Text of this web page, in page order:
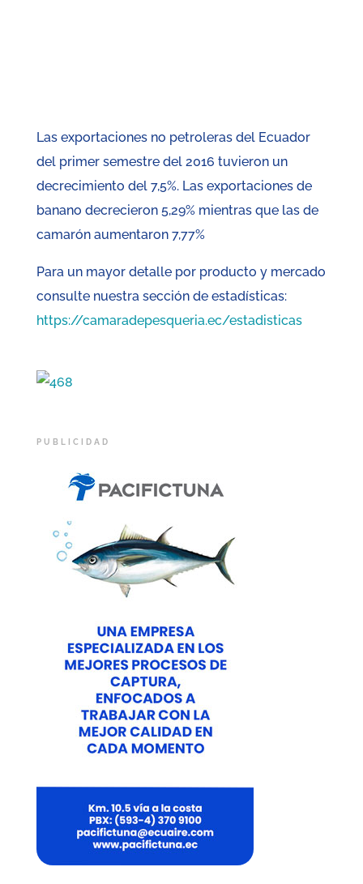
Las exportaciones no petroleras del Ecuador
del primer semestre del 2016 tuvieron un
decrecimiento del 7,5%. Las exportaciones de
banano decrecieron 5,29% mientras que las de
camarón aumentaron 7,77%
Para un mayor detalle por producto y mercado
consulte nuestra sección de estadísticas:
https://camaradepesqueria.ec/estadisticas